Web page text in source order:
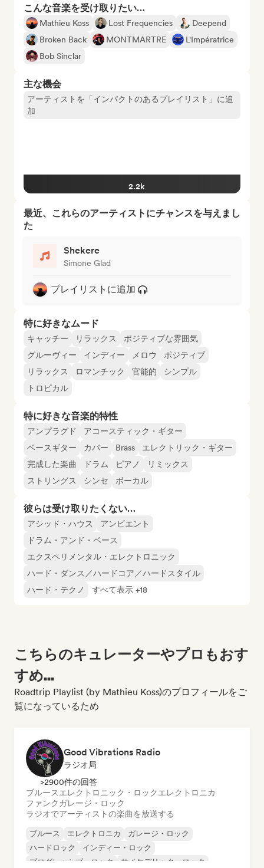
こんな音楽を受け取りたい…
Mathieu Koss Lost Frequencies
Deepend
Broken Back
MONTMARTRE
L'Impératrice
Bob Sinclar
主な機会
アーティストを「インパクトのあるプレイリスト」に追
加
2.2k
最近、これらのアーティストにチャンスを与えまし
た
Shekere
Simone Glad
プレイリストに追加
特に好きなムード
キャッチー リラックス
ポジティブな雰囲気
グルーヴィー
インディー メロウ
ポジティブ
リラックス
ロマンチック 官能的
シンプル
トロピカル
特に好きな音楽的特性
アンプラグド
アコースティック・ギター
ベースギター
カバー Brass
エレクトリック・ギター
完成した楽曲
ドラム ピアノ
リミックス
ストリングス
シンセ ボーカル
彼らは受け取りたくない…
アシッド・ハウス
アンビエント
ドラム・アンド・ベース
エクスペリメンタル・エレクトロニック
ハード・ダンス／ハードコア／ハードスタイル
ハード・テクノ
すべて表示 +18
こちらのキュレーターやプロもおす
すめ...
Roadtrip Playlist (by Mathieu Koss)のプロフィールをご
覧になっているため
Good Vibrations Radio
ラジオ局
>2900件の回答
ブルースエレクトロニック・ロックエレクトロニカ
ファンクガレージ・ロック
ラジオでアーティストの楽曲を放送する
ブルース エレクトロニカ
ガレージ・ロック
ハードロック
インディー・ロック
プログレッシブ・ロック
サイケデリック・ロック